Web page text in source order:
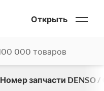
Открыть
Номер запчасти DENSO /